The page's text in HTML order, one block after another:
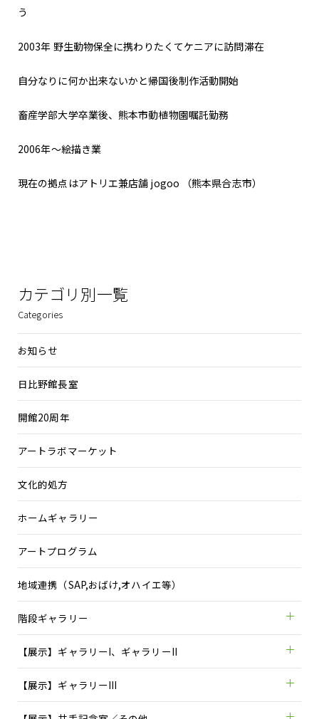
う
2003年 野生動物保全に携わりたくてケニアに訪問滞在
自分なりに何か出来ないかと帰国後制作活動開始
畜産学部大学卒業後、熊本市動植物園嘱託勤務
2006年〜絵描き業
現在の拠点はアトリエ兼店舗 jogoo （熊本県合志市）
カテゴリ別一覧
Categories
お知らせ
日比野館長室
開館20周年
アートラボマーケット
文化的処方
ホームギャラリー
アートプログラム
地域連携（SAP,おばけ,オハイエ等）
階段ギャラリー
【展示】ギャラリーI、ギャラリーII
【展示】ギャラリーIII